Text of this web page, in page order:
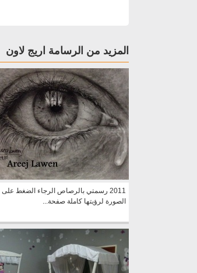
المزيد من الرسامة اريج لاون
2011 رسمتي بالرصاص الرجاء الضغط على
الصورة لرؤيتها كاملة صفحة...